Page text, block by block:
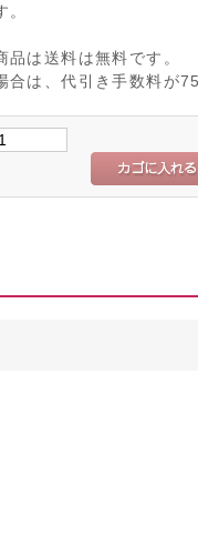
品は送料は無料です。
合は、代引き手数料が